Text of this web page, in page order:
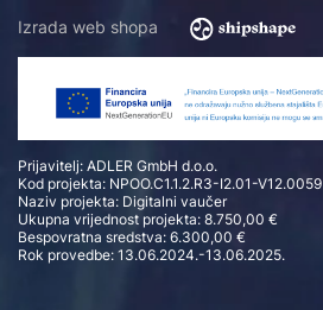
Izrada web shopa
Prijavitelj: ADLER GmbH d.o.o.
Kod projekta: NPOO.C1.1.2.R3-I2.01-V12.0059
Naziv projekta: Digitalni vaučer
Ukupna vrijednost projekta: 8.750,00 €
Bespovratna sredstva: 6.300,00 €
Rok provedbe: 13.06.2024.-13.06.2025.